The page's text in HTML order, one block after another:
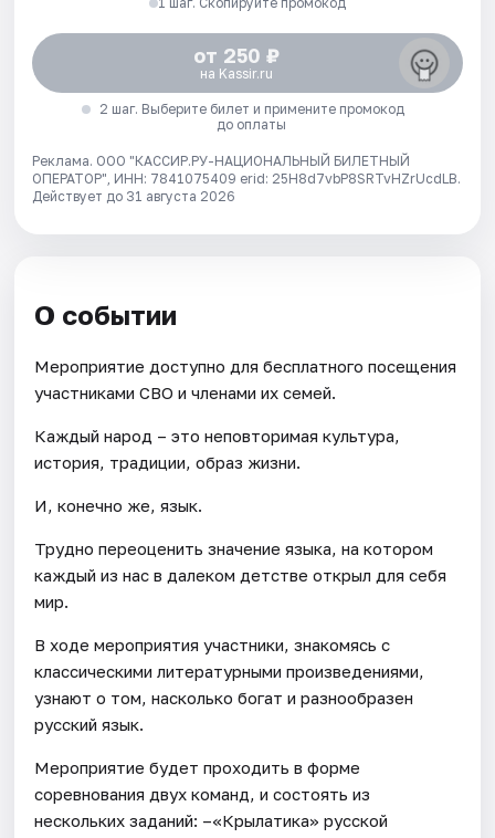
от 250 ₽
на Kassir.ru
2 шаг. Выберите билет и примените промокод
до оплаты
Реклама. ООО "КАССИР.РУ-НАЦИОНАЛЬНЫЙ БИЛЕТНЫЙ
ОПЕРАТОР", ИНН: 7841075409 erid: 25H8d7vbP8SRTvHZrUcdLB.
Действует до 31 августа 2026
О событии
Мероприятие доступно для бесплатного посещения
участниками СВО и членами их семей.
Каждый народ – это неповторимая культура,
история, традиции, образ жизни.
И, конечно же, язык.
Трудно переоценить значение языка, на котором
каждый из нас в далеком детстве открыл для себя
мир.
В ходе мероприятия участники, знакомясь с
классическими литературными произведениями,
узнают о том, насколько богат и разнообразен
русский язык.
Мероприятие будет проходить в форме
соревнования двух команд, и состоять из
нескольких заданий: –«Крылатика» русской